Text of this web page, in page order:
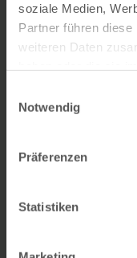
soziale Medien,
Partner führen
weiteren Daten
Notwendig
Präferenzen
Statistiken